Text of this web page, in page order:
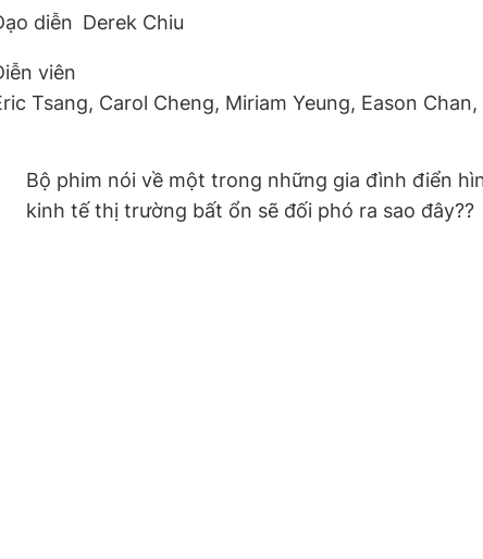
diễn Derek Chiu
viên
Tsang, Carol Cheng, Miriam Yeung, Eason
Bộ phim nói về một trong những gia đình điển
kinh tế thị trường bất ổn sẽ đối phó ra sao đây??